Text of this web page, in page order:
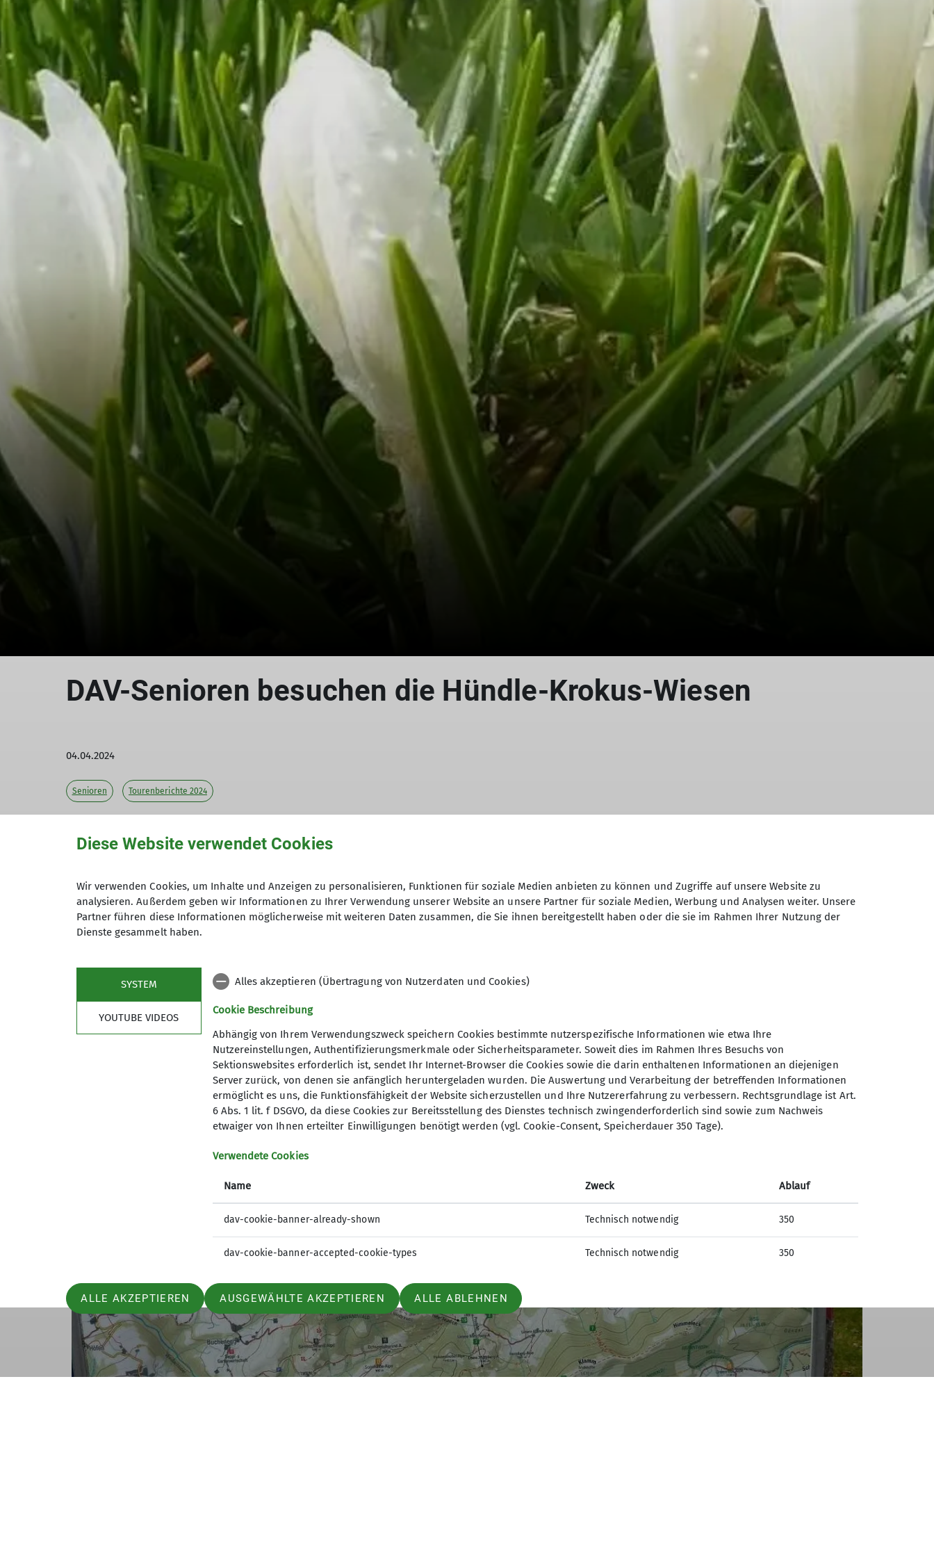
DAV-Senioren besuchen die Hündle-Krokus-Wiesen
04.04.2024
Senioren Tourenberichte 2024
Doch die Wettervorhersage hat wesentlich besseres Wetter vorhergesagt. Und so konnten auf wir auf dem Hündle die millionenfache
Zahl an Blüten in der Sonne bestaunen. Gestartet sind wir von Thalkirchdorf. Über die Moosalpe stiegen wir dann hoch zur
Blumenschau und über den Hündlekopf wieder hinunter zur Talstation. Ab hier folgten wir der Konstanzer Ach zum Parkplatz. Dort
machten wir noch eine Einkehr im Dorfhaus, das immer am Montag Ruhetag hat.
Max Bischofberger
© M. Bischofberger
Diese Website verwendet Cookies
Wir verwenden Cookies, um Inhalte und Anzeigen zu personalisieren, Funktionen für soziale Medien anbieten zu können und Zugriffe auf unsere Website zu
analysieren. Außerdem geben wir Informationen zu Ihrer Verwendung unserer Website an unsere Partner für soziale Medien, Werbung und Analysen weiter. Unsere
Partner führen diese Informationen möglicherweise mit weiteren Daten zusammen, die Sie ihnen bereitgestellt haben oder die sie im Rahmen Ihrer Nutzung der
Dienste gesammelt haben.
SYSTEM
YOUTUBE VIDEOS
Alles akzeptieren (Übertragung von Nutzerdaten und Cookies)
Cookie Beschreibung
Abhängig von Ihrem Verwendungszweck speichern Cookies bestimmte nutzerspezifische Informationen wie etwa Ihre
Nutzereinstellungen, Authentifizierungsmerkmale oder Sicherheitsparameter. Soweit dies im Rahmen Ihres Besuchs von
Sektionswebsites erforderlich ist, sendet Ihr Internet-Browser die Cookies sowie die darin enthaltenen Informationen an diejenigen
Server zurück, von denen sie anfänglich heruntergeladen wurden. Die Auswertung und Verarbeitung der betreffenden Informationen
ermöglicht es uns, die Funktionsfähigkeit der Website sicherzustellen und Ihre Nutzererfahrung zu verbessern. Rechtsgrundlage ist Art.
6 Abs. 1 lit. f DSGVO, da diese Cookies zur Bereitsstellung des Dienstes technisch zwingenderforderlich sind sowie zum Nachweis
etwaiger von Ihnen erteilter Einwilligungen benötigt werden (vgl. Cookie-Consent, Speicherdauer 350 Tage).
Verwendete Cookies
Name Zweck Ablauf
dav-cookie-banner-already-shown Technisch notwendig 350
dav-cookie-banner-accepted-cookie-types Technisch notwendig 350
ALLE AKZEPTIEREN AUSGEWÄHLTE AKZEPTIEREN ALLE ABLEHNEN